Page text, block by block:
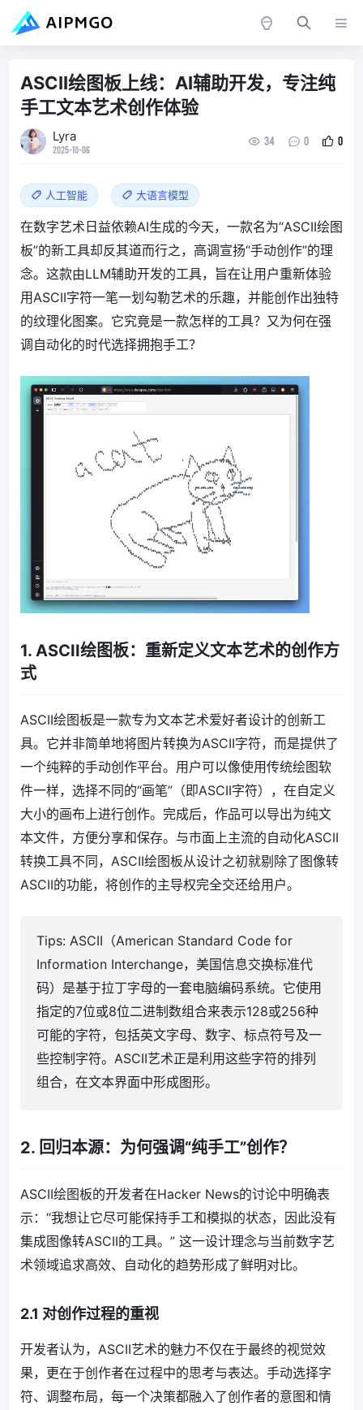
ASCII绘图板上线：AI辅助开发，专注纯
手工文本艺术创作体验
Lyra
2025-10-06
34 0 0
人工智能 大语言模型
在数字艺术日益依赖AI生成的今天，一款名为“ASCII绘图
板”的新工具却反其道而行之，高调宣扬“手动创作”的理
念。这款由LLM辅助开发的工具，旨在让用户重新体验
用ASCII字符一笔一划勾勒艺术的乐趣，并能创作出独特
的纹理化图案。它究竟是一款怎样的工具？又为何在强
调自动化的时代选择拥抱手工？
1. ASCII绘图板：重新定义文本艺术的创作方
式
ASCII绘图板是一款专为文本艺术爱好者设计的创新工
具。它并非简单地将图片转换为ASCII字符，而是提供了
一个纯粹的手动创作平台。用户可以像使用传统绘图软
件一样，选择不同的“画笔”（即ASCII字符），在自定义
大小的画布上进行创作。完成后，作品可以导出为纯文
本文件，方便分享和保存。与市面上主流的自动化ASCII
转换工具不同，ASCII绘图板从设计之初就剔除了图像转
ASCII的功能，将创作的主导权完全交还给用户。
Tips: ASCII（American Standard Code for
Information Interchange，美国信息交换标准代
码）是基于拉丁字母的一套电脑编码系统。它使用
指定的7位或8位二进制数组合来表示128或256种
可能的字符，包括英文字母、数字、标点符号及一
些控制字符。ASCII艺术正是利用这些字符的排列
组合，在文本界面中形成图形。
2. 回归本源：为何强调“纯手工”创作？
ASCII绘图板的开发者在Hacker News的讨论中明确表
示：“我想让它尽可能保持手工和模拟的状态，因此没有
集成图像转ASCII的工具。” 这一设计理念与当前数字艺
术领域追求高效、自动化的趋势形成了鲜明对比。
2.1 对创作过程的重视
开发者认为，ASCII艺术的魅力不仅在于最终的视觉效
果，更在于创作者在过程中的思考与表达。手动选择字
符、调整布局，每一个决策都融入了创作者的意图和情